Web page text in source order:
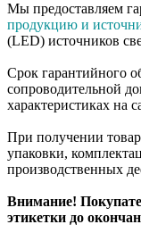
Мы предоставляем
продукцию и
(LED) источников
Срок гарантийного
сопроводительной
характеристиках на
При получении
упаковки,
производственных
Внимание!
этикетки до